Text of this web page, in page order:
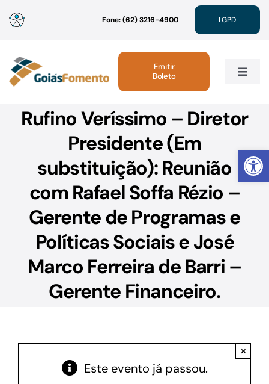
Abrir
para
conteúdo
Fone: (62) 3216-4900 LGPD
Toggle
Institucional
Atendimento
Sustentabilidade
Acesso à Informação
Emitir
Boleto
Rufino Veríssimo – Diretor
Presidente (Em
substituição): Reunião
com Rafael Soffa Rézio –
Gerente de Programas e
Políticas Sociais e José
Marco Ferreira de Barri –
Gerente Financeiro.
Este evento já passou.
×